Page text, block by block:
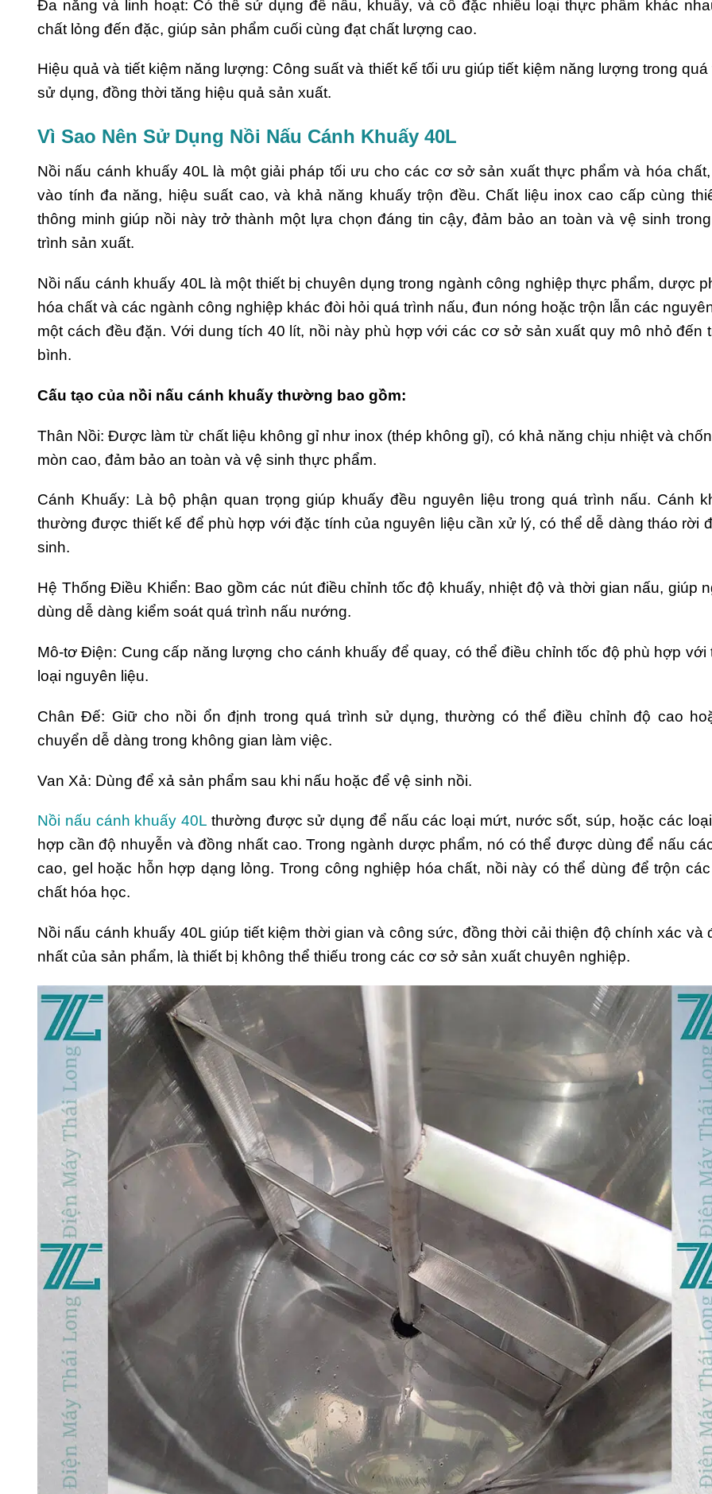
Đa năng và linh hoạt: Có thể sử dụng để nấu, khuấy, và cô đặc nhiều loại thực phẩm khác
chất lỏng đến đặc, giúp sản phẩm cuối cùng đạt chất lượng cao.
Hiệu quả và tiết kiệm năng lượng: Công suất và thiết kế tối ưu giúp tiết kiệm năng lượng trong quá
sử dụng, đồng thời tăng hiệu quả sản xuất.
Vì Sao Nên Sử Dụng Nồi Nấu Cánh Khuấy 40L
Nồi nấu cánh khuấy 40L là một giải pháp tối ưu cho các cơ sở sản xuất thực phẩm và hóa
vào tính đa năng, hiệu suất cao, và khả năng khuấy trộn đều. Chất liệu inox cao cấp cùng
thông minh giúp nồi này trở thành một lựa chọn đáng tin cậy, đảm bảo an toàn và vệ sinh
trình sản xuất.
Nồi nấu cánh khuấy 40L là một thiết bị chuyên dụng trong ngành công nghiệp thực phẩm, dược
hóa chất và các ngành công nghiệp khác đòi hỏi quá trình nấu, đun nóng hoặc trộn lẫn các
một cách đều đặn. Với dung tích 40 lít, nồi này phù hợp với các cơ sở sản xuất quy mô nhỏ đến
bình.
Cấu tạo của nồi nấu cánh khuấy thường bao gồm:
Thân Nồi: Được làm từ chất liệu không gỉ như inox (thép không gỉ), có khả năng chịu nhiệt và
mòn cao, đảm bảo an toàn và vệ sinh thực phẩm.
Cánh Khuấy: Là bộ phận quan trọng giúp khuấy đều nguyên liệu trong quá trình nấu. Cánh
thường được thiết kế để phù hợp với đặc tính của nguyên liệu cần xử lý, có thể dễ dàng tháo rời
sinh.
Hệ Thống Điều Khiển: Bao gồm các nút điều chỉnh tốc độ khuấy, nhiệt độ và thời gian nấu, giúp
dùng dễ dàng kiểm soát quá trình nấu nướng.
Mô-tơ Điện: Cung cấp năng lượng cho cánh khuấy để quay, có thể điều chỉnh tốc độ phù hợp với
loại nguyên liệu.
Chân Đế: Giữ cho nồi ổn định trong quá trình sử dụng, thường có thể điều chỉnh độ cao
chuyển dễ dàng trong không gian làm việc.
Van Xả: Dùng để xả sản phẩm sau khi nấu hoặc để vệ sinh nồi.
Nồi nấu cánh khuấy 40L thường được sử dụng để nấu các loại mứt, nước sốt, súp, hoặc các
hợp cần độ nhuyễn và đồng nhất cao. Trong ngành dược phẩm, nó có thể được dùng để nấu
cao, gel hoặc hỗn hợp dạng lỏng. Trong công nghiệp hóa chất, nồi này có thể dùng để trộn
chất hóa học.
Nồi nấu cánh khuấy 40L giúp tiết kiệm thời gian và công sức, đồng thời cải thiện độ chính xác và
nhất của sản phẩm, là thiết bị không thể thiếu trong các cơ sở sản xuất chuyên nghiệp.